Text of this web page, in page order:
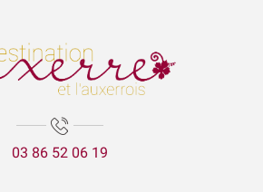
03 86 52 06 19